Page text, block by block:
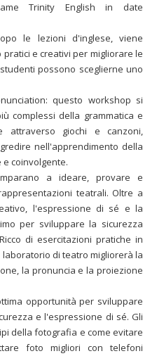
Trinity English in date
le lezioni d'inglese, viene
pratici e creativi per migliorare le
possono sceglierne uno
questo workshop si
complessi della grammatica e
attraverso giochi e canzoni,
nell'apprendimento della
coinvolgente.
a ideare, provare e
teatrali. Oltre a
l'espressione di sé e la
per sviluppare la sicurezza
di esercitazioni pratiche in
di teatro migliorerà la
la pronuncia e la proiezione
opportunità per sviluppare
e l'espressione di sé. Gli
della fotografia e come evitare
foto migliori con telefoni